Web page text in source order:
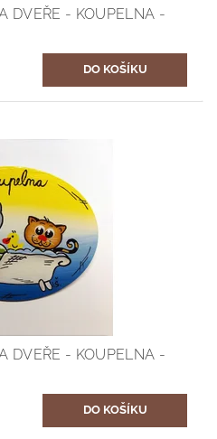
DVEŘE - KOUPELNA -
DVEŘE - KOUPELNA -